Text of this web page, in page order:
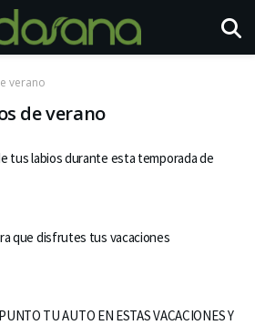
verano
de verano
tus labios durante esta temporada de
que disfrutes tus vacaciones
TU AUTO EN ESTAS VACACIONES Y